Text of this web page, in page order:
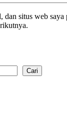
dan situs web saya
Cari